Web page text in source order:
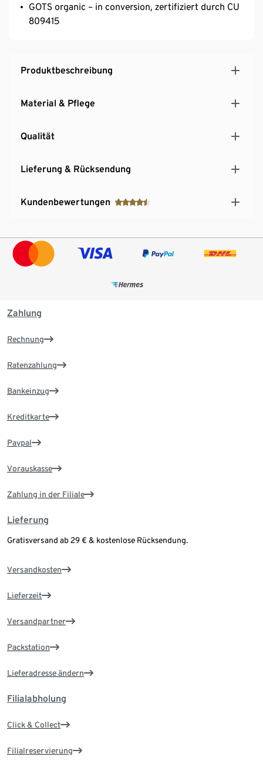
GOTS organic – in conversion, zertifiziert durch CU
809415
Produktbeschreibung
Material & Pflege
Qualität
Lieferung & Rücksendung
Kundenbewertungen
Zahlung
Rechnung
Ratenzahlung
Bankeinzug
Kreditkarte
Paypal
Vorauskasse
Zahlung in der Filiale
Lieferung
Gratisversand ab 29 € & kostenlose Rücksendung.
Versandkosten
Lieferzeit
Versandpartner
Packstation
Lieferadresse ändern
Filialabholung
Click & Collect
Filialreservierung